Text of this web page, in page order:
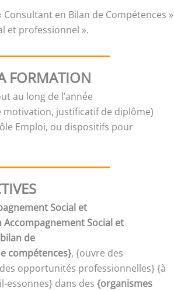
en Bilan de Compétences »
et professionnel ».
FORMATION
au long de l’année
motivation, justificatif de diplôme)
Emploi, ou dispositifs pour
Social et
Social et
de
compétences}, {ouvre des
opportunités professionnelles} {à
essonnes} dans des{organismes